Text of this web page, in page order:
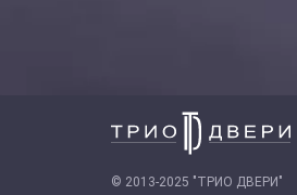
© 2013-2025 "ТРИО ДВЕРИ"